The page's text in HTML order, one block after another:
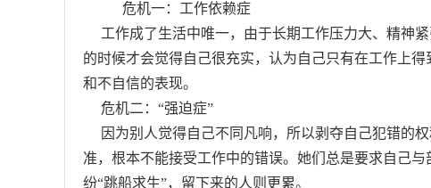
危机一：工作依赖症
工作成了生活中唯一，由于长期工作压力大、精神
的时候才会觉得自己很充实，认为自己只有在工作上
和不自信的表现。
危机二：“强迫症”
因为别人觉得自己不同凡响，所以剥夺自己犯错的
准，根本不能接受工作中的错误。她们总是要求自己
纷“跳船求生”，留下来的人则更累。